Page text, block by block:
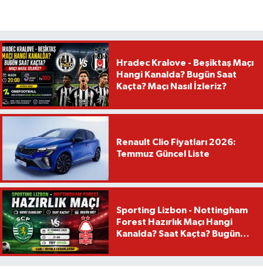
Hradec Kralove - Beşiktaş Maçı
Hangi Kanalda? Bugün Saat
Kaçta? Maçı Nasıl İzleriz?
Renault Clio Fiyatları 2026:
Temmuz Güncel Liste
Sporting Lizbon - Nottingham
Forest Hazırlık Maçı Hangi
Kanalda? Saat Kaçta? Bugün